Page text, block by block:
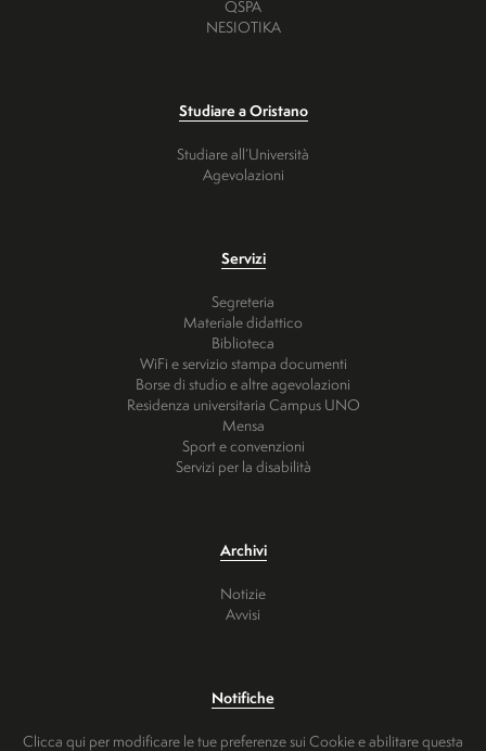
QSPA
NESIOTIKA
Studiare a Oristano
Studiare all’Università
Agevolazioni
Servizi
Segreteria
Materiale didattico
Biblioteca
WiFi e servizio stampa documenti
Borse di studio e altre agevolazioni
Residenza universitaria Campus UNO
Mensa
Sport e convenzioni
Servizi per la disabilità
Archivi
Notizie
Avvisi
Notifiche
Clicca qui per modificare le tue preferenze sui Cookie e abilitare questa